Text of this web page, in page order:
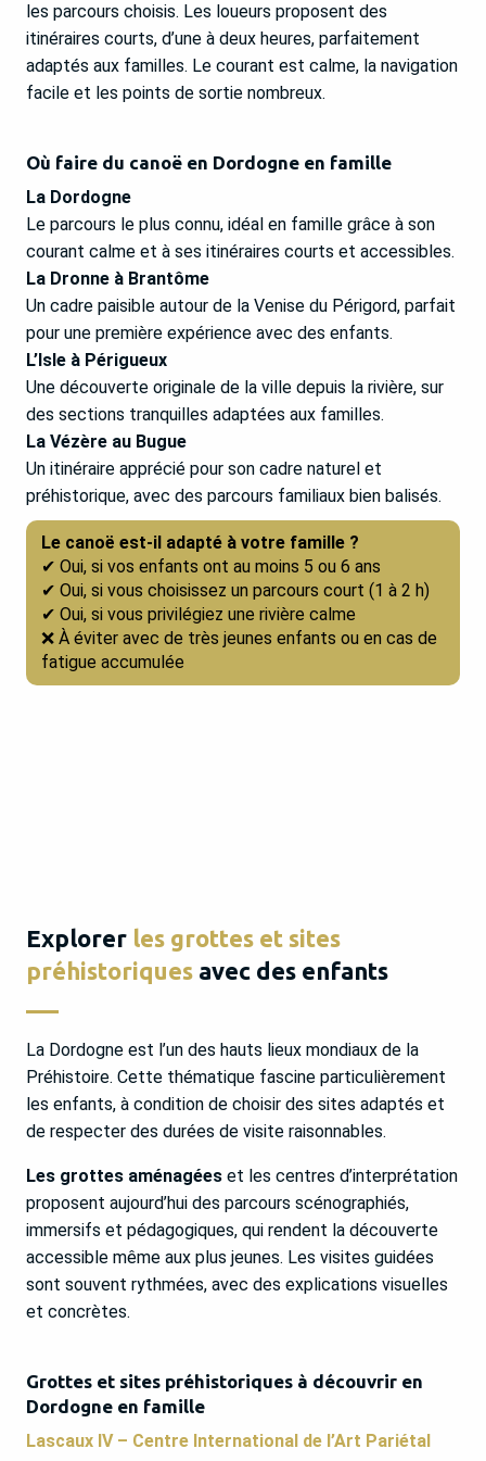
les parcours choisis. Les loueurs proposent des
itinéraires courts, d’une à deux heures, parfaitement
adaptés aux familles. Le courant est calme, la navigation
facile et les points de sortie nombreux.
Où faire du canoë en Dordogne en famille
La Dordogne
Le parcours le plus connu, idéal en famille grâce à son
courant calme et à ses itinéraires courts et accessibles.
La Dronne à Brantôme
Un cadre paisible autour de la Venise du Périgord, parfait
pour une première expérience avec des enfants.
L’Isle à Périgueux
Une découverte originale de la ville depuis la rivière, sur
des sections tranquilles adaptées aux familles.
La Vézère au Bugue
Un itinéraire apprécié pour son cadre naturel et
préhistorique, avec des parcours familiaux bien balisés.
Le canoë est-il adapté à votre famille ?
✔ Oui, si vos enfants ont au moins 5 ou 6 ans
✔ Oui, si vous choisissez un parcours court (1 à 2 h)
✔ Oui, si vous privilégiez une rivière calme
❌ À éviter avec de très jeunes enfants ou en cas de
fatigue accumulée
Explorer les grottes et sites
préhistoriques avec des enfants
La Dordogne est l’un des hauts lieux mondiaux de la
Préhistoire. Cette thématique fascine particulièrement
les enfants, à condition de choisir des sites adaptés et
de respecter des durées de visite raisonnables.
Les grottes aménagées et les centres d’interprétation
proposent aujourd’hui des parcours scénographiés,
immersifs et pédagogiques, qui rendent la découverte
accessible même aux plus jeunes. Les visites guidées
sont souvent rythmées, avec des explications visuelles
et concrètes.
Grottes et sites préhistoriques à découvrir en
Dordogne en famille
Lascaux IV – Centre International de l’Art Pariétal